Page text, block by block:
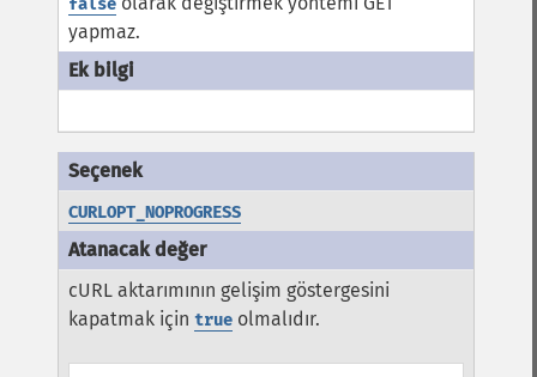
false
yapmaz.
CURLOPT_NOPROGRESS
cURL aktarımının gelişim göstergesini
kapatmak için true olmalıdır.